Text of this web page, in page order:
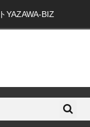
YAZAWA-BIZ